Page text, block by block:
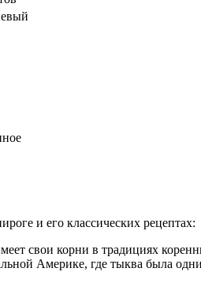
и его классических рецептах:
свои корни в традициях
Америке, где тыква была